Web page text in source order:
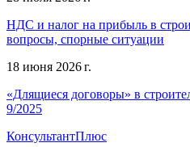
НДС и налог на прибыль в
вопросы, спорные ситуации
18 июня 2026 г.
«Длящиеся договоры» в
9/2025
КонсультантПлюс